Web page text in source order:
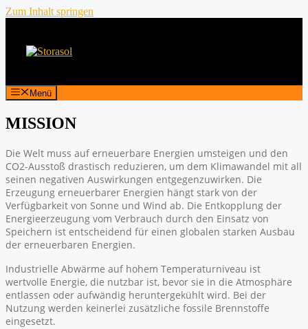
Zum Inhalt springen
Menü
MISSION
Die Welt muss auf erneuerbare Energien umsteigen und den
CO2-Ausstoß drastisch reduzieren, um dem Klimawandel mit all
seinen negativen Auswirkungen entgegenzuwirken. Die
Erzeugung erneuerbarer Energien hängt stark von der
Verfügbarkeit von Sonne und Wind ab. Die Entkopplung der
Energieerzeugung vom Verbrauch durch den Einsatz von
Speichern ist entscheidend für einen globalen starken Ausbau
der erneuerbaren Energien.
Industrielle Abwärme auf hohem Temperaturniveau ist
wertvolle Energie, die nutzbar ist, bevor sie in die Atmosphäre
entlassen oder aufwändig heruntergekühlt wird. Bei der
Nutzung werden keinerlei zusätzliche fossile Brennstoffe
eingesetzt.